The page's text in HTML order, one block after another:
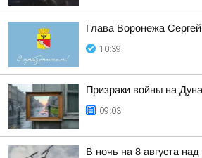
Глава Воронежа
10:39
Призраки войны на
09:03
В ночь на 8 августа